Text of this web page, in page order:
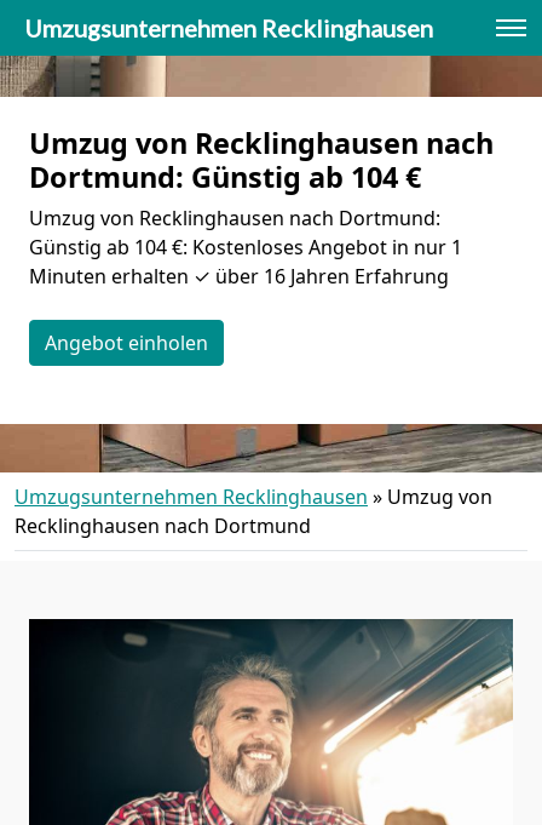
Umzugsunternehmen Recklinghausen
Umzug von Recklinghausen nach
Dortmund: Günstig ab 104 €
Umzug von Recklinghausen nach Dortmund:
Günstig ab 104 €: Kostenloses Angebot in nur 1
Minuten erhalten ✓ über 16 Jahren Erfahrung
Angebot einholen
Umzugsunternehmen Recklinghausen » Umzug von
Recklinghausen nach Dortmund